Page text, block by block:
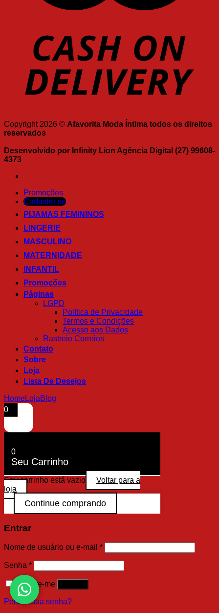
Copyright 2026 © Afavorita Moda Íntima todos os direitos
reservados
Desenvolvido por Infinity Lion Agência Digital (27) 99608-
4373
Promoções
Cadastre-se
PIJAMAS FEMININOS
LINGERIE
MASCULINO
MATERNIDADE
INFANTIL
Promoções
Páginas
LGPD
Política de Privacidade
Termos e Condições
Acesso aos Dados
Rastreio Correios
Contato
Sobre
Loja
Lista De Desejos
HomeLojaBlog
0
0
Seu Carrinho
Seu carrinho está vazio
Voltar para a
loja
Continue comprando
Entrar
Nome de usuário ou e-mail *
Senha *
Lembre-me
Perdeu sua senha?